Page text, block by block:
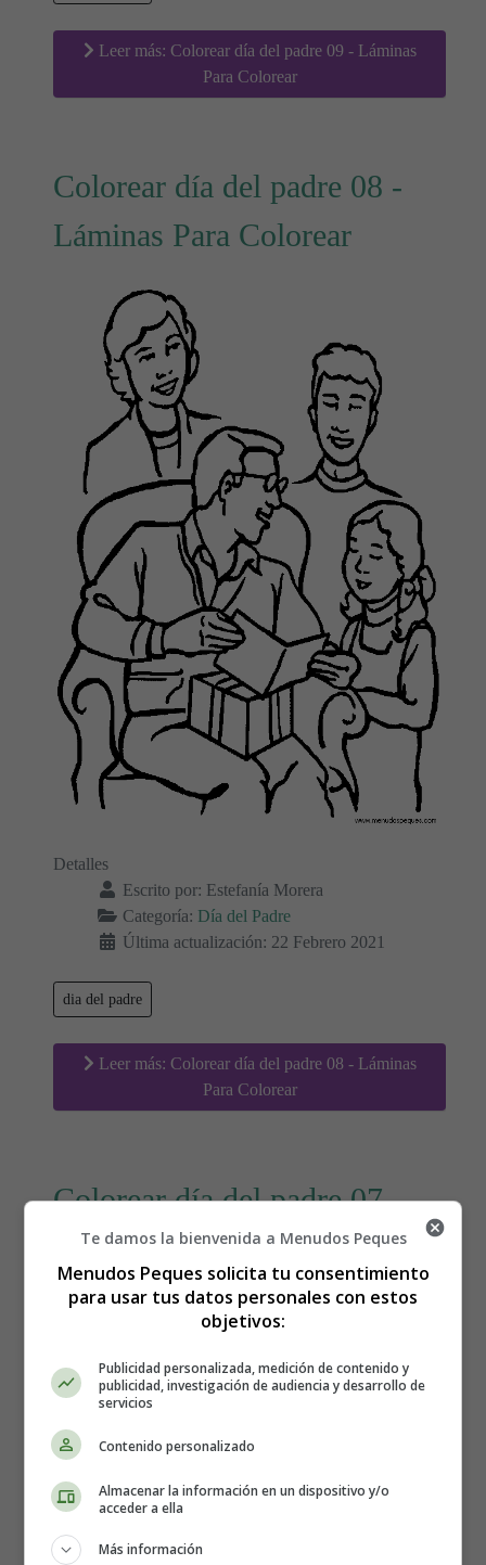
Leer más: Colorear día del padre 09 - Láminas
Para Colorear
Colorear día del padre 08 -
Láminas Para Colorear
Detalles
Escrito por: Estefanía Morera
Categoría: Día del Padre
Última actualización: 22 Febrero 2021
dia del padre
Leer más: Colorear día del padre 08 - Láminas
Para Colorear
Colorear día del padre 07 -
Láminas Para Colorear
Te damos la bienvenida a Menudos Peques
Menudos Peques solicita tu consentimiento
para usar tus datos personales con estos
objetivos:
Publicidad personalizada, medición de contenido y
publicidad, investigación de audiencia y desarrollo de
servicios
Contenido personalizado
Almacenar la información en un dispositivo y/o
acceder a ella
Más información